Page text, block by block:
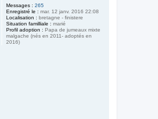
Messages : 265
Enregistré le : mar. 12 janv. 2016 22:08
Localisation : bretagne - finistere
Situation familliale : marié
Profil adoption : Papa de jumeaux mixte
malgache (nés en 2011- adoptés en
2016)